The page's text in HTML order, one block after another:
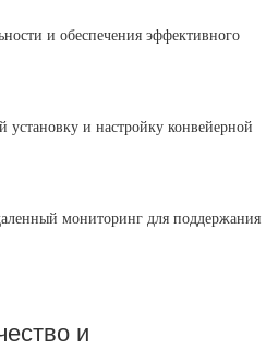
и обеспечения эффективного
и настройку конвейерной
мониторинг для поддержания
и